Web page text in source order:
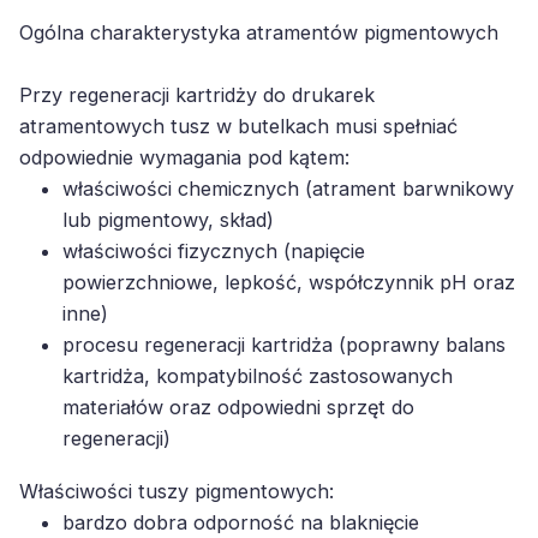
Ogólna charakterystyka atramentów pigmentowych
Przy regeneracji kartridży do drukarek
atramentowych tusz w butelkach musi spełniać
odpowiednie wymagania pod kątem:
właściwości chemicznych (atrament barwnikowy
lub pigmentowy, skład)
właściwości fizycznych (napięcie
powierzchniowe, lepkość, współczynnik pH oraz
inne)
procesu regeneracji kartridża (poprawny balans
kartridża, kompatybilność zastosowanych
materiałów oraz odpowiedni sprzęt do
regeneracji)
Właściwości tuszy pigmentowych:
bardzo dobra odporność na blaknięcie